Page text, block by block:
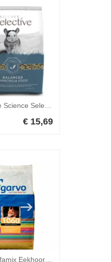
€ 15,69
Garvo Alfamix Eekhoornvoer 2 kg